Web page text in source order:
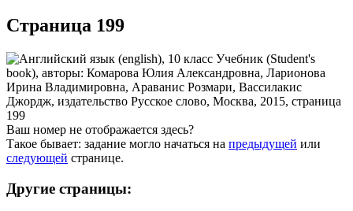
Cтраница 199
Ваш номер не отображается здесь?
Такое бывает: задание могло начаться на предыдущей или
следующей странице.
Другие страницы: